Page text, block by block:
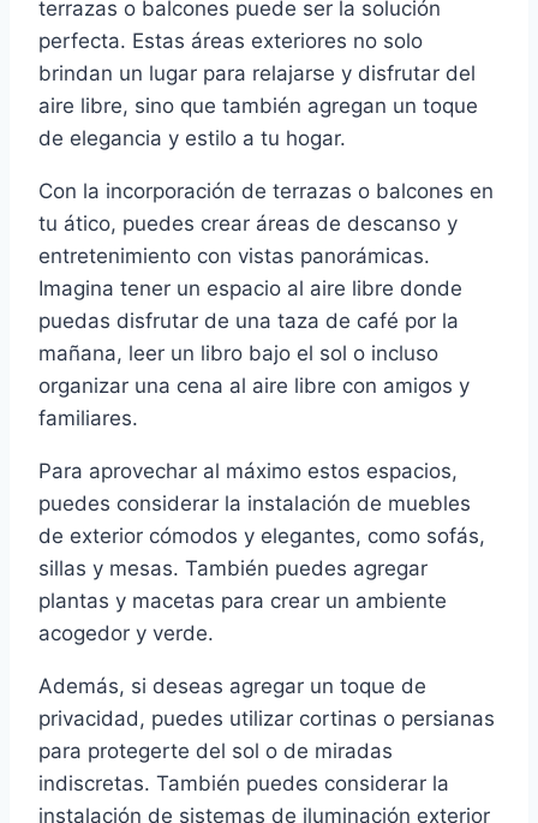
terrazas o balcones puede ser la solución
perfecta. Estas áreas exteriores no solo
brindan un lugar para relajarse y disfrutar del
aire libre, sino que también agregan un toque
de elegancia y estilo a tu hogar.
Con la incorporación de terrazas o balcones en
tu ático, puedes crear áreas de descanso y
entretenimiento con vistas panorámicas.
Imagina tener un espacio al aire libre donde
puedas disfrutar de una taza de café por la
mañana, leer un libro bajo el sol o incluso
organizar una cena al aire libre con amigos y
familiares.
Para aprovechar al máximo estos espacios,
puedes considerar la instalación de muebles
de exterior cómodos y elegantes, como sofás,
sillas y mesas. También puedes agregar
plantas y macetas para crear un ambiente
acogedor y verde.
Además, si deseas agregar un toque de
privacidad, puedes utilizar cortinas o persianas
para protegerte del sol o de miradas
indiscretas. También puedes considerar la
instalación de sistemas de iluminación exterior